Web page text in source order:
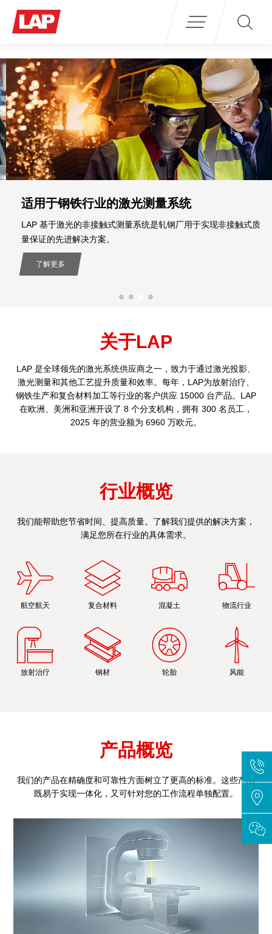
适用于钢铁行业的激光测量系统
LAP 基于激光的非接触式测量系统是轧钢厂用于实现非接触式质
量保证的先进解决方案。
了解更多
关于LAP
LAP 是全球领先的激光系统供应商之一，致力于通过激光投影、
激光测量和其他工艺提升质量和效率。每年，LAP为放射治疗、
钢铁生产和复合材料加工等行业的客户供应 15000 台产品。LAP
在欧洲、美洲和亚洲开设了 8 个分支机构，拥有 300 名员工，
2025 年的营业额为 6960 万欧元。
行业概览
我们能帮助您节省时间、提高质量。了解我们提供的解决方案，
满足您所在行业的具体需求。
航空航天 复合材料 混凝土 物流行业
放射治疗 钢材 轮胎 风能
产品概览
我们的产品在精确度和可靠性方面树立了更高的标准。这些产品
既易于实现一体化，又可针对您的工作流程单独配置。